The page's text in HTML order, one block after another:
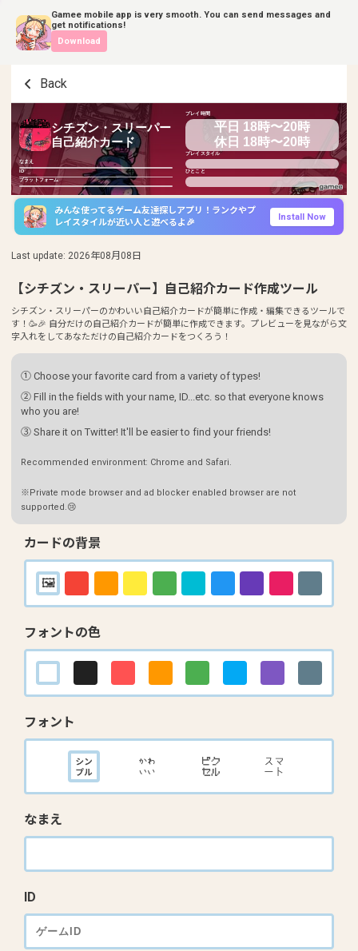
Gamee mobile app is very smooth. You can send messages and
get notifications!
Download
Back
シチズン・スリーパー
自己紹介カード
なまえ
ID
プラットフォーム
プレイ時間
平日 18時〜20時
休日 18時〜20時
プレイスタイル
ひとこと
みんな使ってるゲーム友達探しアプリ！ランクやプ
レイスタイルが近い人と遊べるよ🎉
Install Now
Last update: 2026年08月08日
【シチズン・スリーパー】自己紹介カード作成ツール
シチズン・スリーパーのかわいい自己紹介カードが簡単に作成・編集できるツールで
す！🥳🎉 自分だけの自己紹介カードが簡単に作成できます。プレビューを見ながら文
字入れをしてあなただけの自己紹介カードをつくろう！
① Choose your favorite card from a variety of types!
② Fill in the fields with your name, ID...etc. so that everyone knows
who you are!
③ Share it on Twitter! It'll be easier to find your friends!
Recommended environment: Chrome and Safari.
※Private mode browser and ad blocker enabled browser are not
supported.😢
カードの背景
フォントの色
フォント
なまえ
ID